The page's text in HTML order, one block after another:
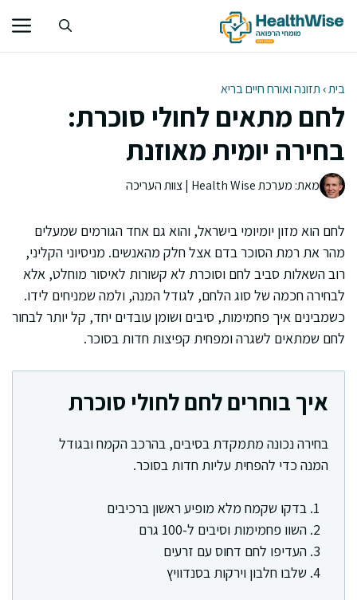
לתוכן
בית› תזונה ואורח חיים בריא
לחם מתאים לחולי סוכרת:
בחירה יומית מאוזנת
מאת: מערכת Health Wise | צוות העריכה
לחם הוא מזון יומיומי בישראל, והוא גם אחד הגורמים שמעלים
מהר את רמת הסוכר בדם אצל חלק מהאנשים. מניסיוני הקליני,
רוב השאלות סביב לחם וסוכרת לא קשורות לאיסור מוחלט, אלא
לבחירה חכמה של סוג הלחם, לגודל המנה, ולמה שמניחים לידו.
כשמבינים איך פחמימות, סיבים ושומן עובדים יחד, קל יותר לבחור
לחם שמתאים לשגרה ומפחית קפיצות חדות בסוכר.
איך בוחרים לחם לחולי סוכרת
בחירה נכונה מתמקדת בסיבים, בהרכב הקמח ובגודל
המנה כדי להפחית עליות חדות בסוכר.
בדקו שקמח מלא מופיע ראשון ברכיבים
השוו פחמימות וסיבים ל-100 גרם
העדיפו לחם דחוס עם זרעים
שלבו חלבון וירקות בסנדוויץ